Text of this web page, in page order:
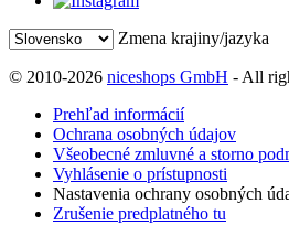
Zmena krajiny/jazyka
© 2010-2026 niceshops GmbH - All
Prehľad informácií
Ochrana osobných údajov
Všeobecné zmluvné a storno
Vyhlásenie o prístupnosti
Nastavenia ochrany osobných
Zrušenie predplatného tu